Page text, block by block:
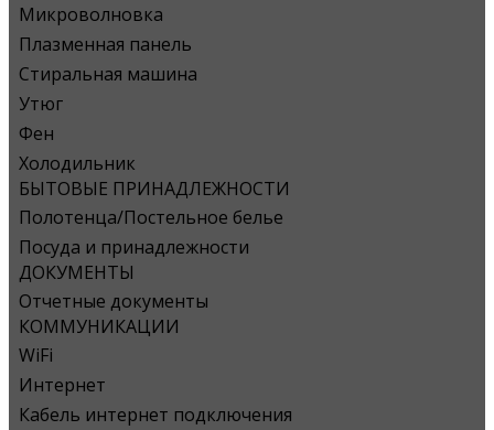
Микроволновка
Плазменная панель
Стиральная машина
Утюг
Фен
Холодильник
БЫТОВЫЕ ПРИНАДЛЕЖНОСТИ
Полотенца/Постельное белье
Посуда и принадлежности
ДОКУМЕНТЫ
Отчетные документы
КОММУНИКАЦИИ
WiFi
Интернет
Кабель интернет подключения